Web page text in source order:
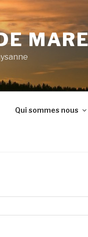
Qui sommes nous